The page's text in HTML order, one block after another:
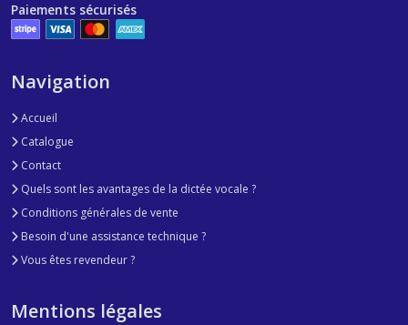
Paiements sécurisés
Navigation
Accueil
Catalogue
Contact
Quels sont les avantages de la dictée vocale ?
Conditions générales de vente
Besoin d'une assistance technique ?
Vous êtes revendeur ?
Mentions légales